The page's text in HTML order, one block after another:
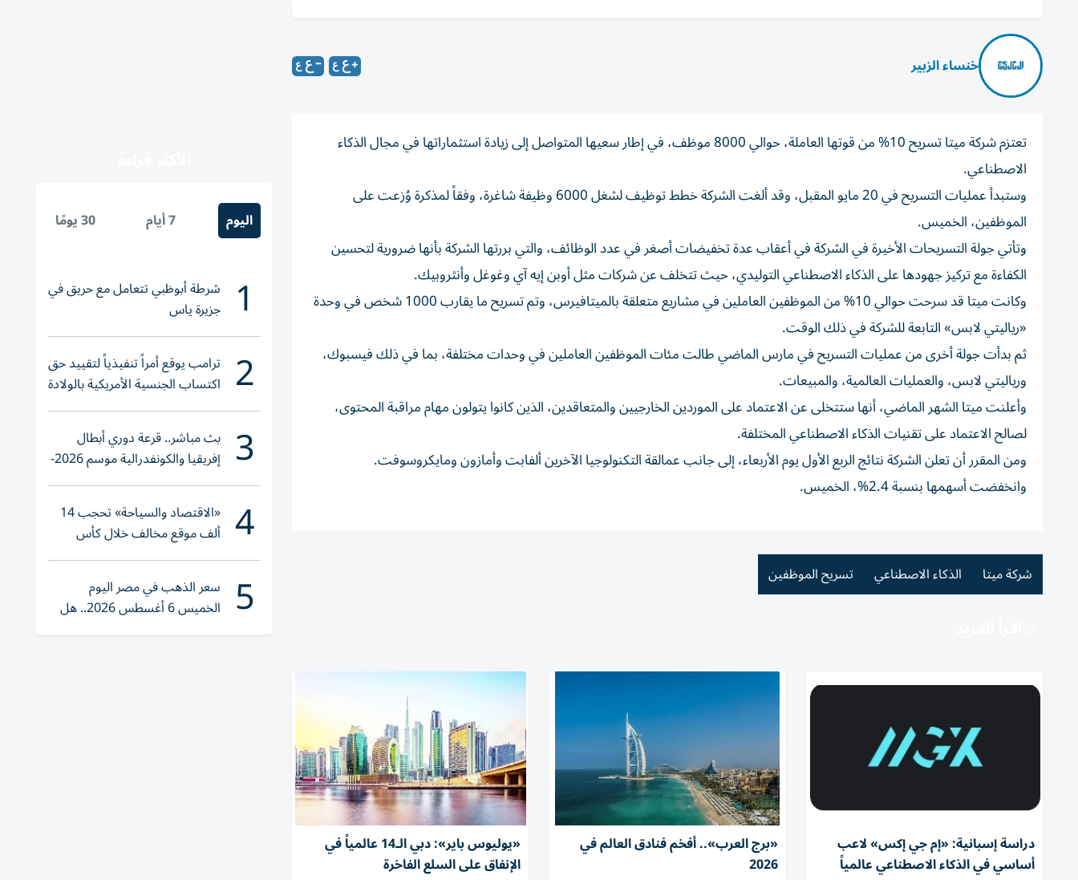
خنساء الزبير
تعتزم شركة ميتا تسريح 10% من قوتها العاملة، حوالي 8000 موظف، في إطار سعيها المتواصل إلى زيادة استثماراتها في مجال الذكاء
الاصطناعي.
وستبدأ عمليات التسريح في 20 مايو المقبل، وقد ألغت الشركة خطط توظيف لشغل 6000 وظيفة شاغرة، وفقاً لمذكرة وُزعت على
الموظفين، الخميس.
وتأتي جولة التسريحات الأخيرة في الشركة في أعقاب عدة تخفيضات أصغر في عدد الوظائف، والتي بررتها الشركة بأنها ضرورية لتحسين
الكفاءة مع تركيز جهودها على الذكاء الاصطناعي التوليدي، حيث تتخلف عن شركات مثل أوبن إيه آي وغوغل وأنثروبيك.
وكانت ميتا قد سرحت حوالي 10% من الموظفين العاملين في مشاريع متعلقة بالميتافيرس، وتم تسريح ما يقارب 1000 شخص في وحدة
«رياليتي لابس» التابعة للشركة في ذلك الوقت.
ثم بدأت جولة أخرى من عمليات التسريح في مارس الماضي طالت مئات الموظفين العاملين في وحدات مختلفة، بما في ذلك فيسبوك،
ورياليتي لابس، والعمليات العالمية، والمبيعات.
وأعلنت ميتا الشهر الماضي، أنها ستتخلى عن الاعتماد على الموردين الخارجيين والمتعاقدين، الذين كانوا يتولون مهام مراقبة المحتوى،
لصالح الاعتماد على تقنيات الذكاء الاصطناعي المختلفة.
ومن المقرر أن تعلن الشركة نتائج الربع الأول يوم الأربعاء، إلى جانب عمالقة التكنولوجيا الآخرين ألفابت وأمازون ومايكروسوفت.
وانخفضت أسهمها بنسبة 2.4%، الخميس.
شركة ميتا الذكاء الاصطناعي تسريح الموظفين
دراسة إسبانية: «إم جي إكس» لاعب
أساسي في الذكاء الاصطناعي عالمياً
«برج العرب».. أفخم فنادق العالم في
2026
«يوليوس باير»: دبي الـ14 عالمياً في
الإنفاق على السلع الفاخرة
اليوم 7 أيام 30 يومًا
1 شرطة أبوظبي تتعامل مع حريق في
جزيرة ياس
2 ترامب يوقع أمراً تنفيذياً لتقييد حق
اكتساب الجنسية الأمريكية بالولادة
3 بث مباشر.. قرعة دوري أبطال
إفريقيا والكونفدرالية موسم 2026-
2027
4 «الاقتصاد والسياحة» تحجب 14
ألف موقع مخالف خلال كأس
العالم 2026
5 سعر الذهب في مصر اليوم
الخميس 6 أغسطس 2026.. هل